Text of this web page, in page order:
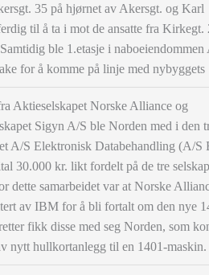
35 på hjørnet av Akersgt. og Karl
til å ta i mot de ansatte fra Kirkegt.
ble 1.etasje i naboeiendommen
for å komme på linje med nybyggets
Aktieselskapet Norske Alliance og
Sigyn A/S ble Norden med i den
A/S Elektronisk Databehandling (A/S
30.000 kr. likt fordelt på de tre
dette samarbeidet var at Norske
av IBM for å bli fortalt om den nye
fikk disse med seg Norden, som
nytt hullkortanlegg til en 1401-maskin.